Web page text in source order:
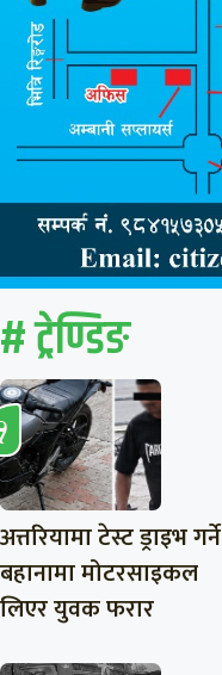
# ट्रेण्डिङ
अत्तरियामा टेस्ट ड्राइभ गर्ने
बहानामा मोटरसाइकल
लिएर युवक फरार